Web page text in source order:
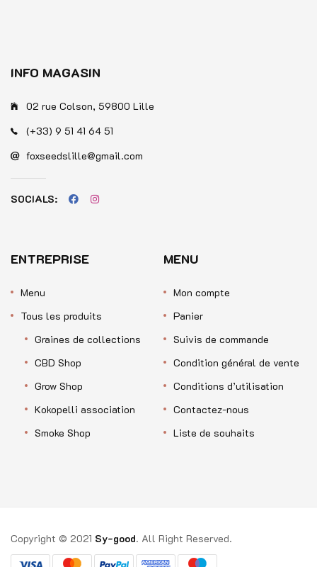
INFO MAGASIN
02 rue Colson, 59800 Lille
(+33) 9 51 41 64 51
foxseedslille@gmail.com
SOCIALS:
ENTREPRISE
Menu
Tous les produits
Graines de collections
CBD Shop
Grow Shop
Kokopelli association
Smoke Shop
MENU
Mon compte
Panier
Suivis de commande
Condition général de vente
Conditions d’utilisation
Contactez-nous
Liste de souhaits
Copyright © 2021 Sy-good. All Right Reserved.